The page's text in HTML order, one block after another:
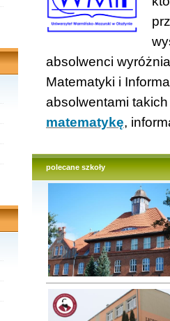
absolwenci
Matematyki i
absolwentami
matematykę,
polecane szkoły